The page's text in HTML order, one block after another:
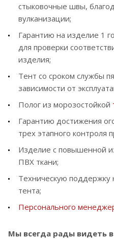
стыковочные швы,
вулканизации;
Гарантию на изделие 1
для проверки
изделия;
Тент со сроком службы
зависимости от
Полог из морозостойкой
Гарантию достижения
трех этапного контроля
Изделие с повышенной
ПВХ ткани;
Техническую поддержку
тента;
Персонального
Мы всегда рады видеть